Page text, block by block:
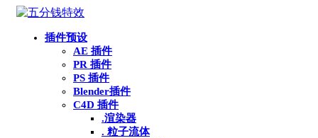
插件预设
AE 插件
PR 插件
PS 插件
Blender插件
C4D 插件
.渲染器
. 粒子流体